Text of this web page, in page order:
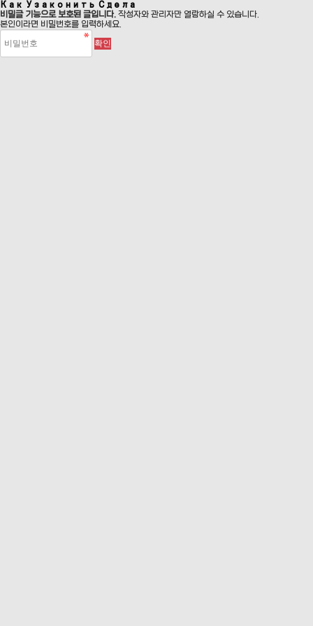
Как Узаконить Сдела
비밀글 기능으로 보호된 글입니다. 작성자와 관리자만 열람하실 수 있습니다.
본인이라면 비밀번호를 입력하세요.